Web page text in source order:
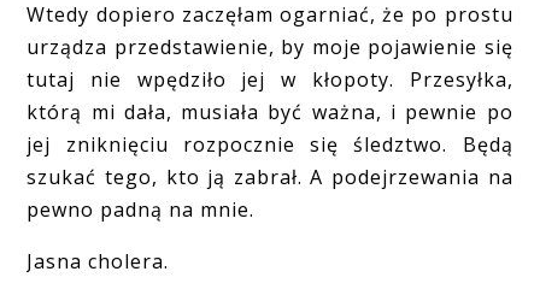
Wtedy dopiero zaczęłam ogarniać, że po prostu
urządza przedstawienie, by moje pojawienie się
tutaj nie wpędziło jej w kłopoty. Przesyłka,
którą mi dała, musiała być ważna, i pewnie po
jej zniknięciu rozpocznie się śledztwo. Będą
szukać tego, kto ją zabrał. A podejrzewania na
pewno padną na mnie.
Jasna cholera.